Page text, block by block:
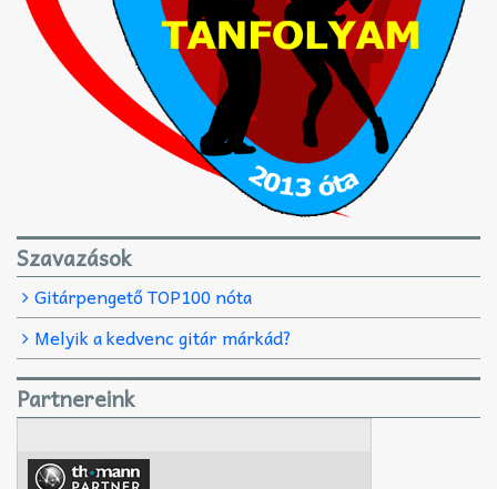
Szavazások
Gitárpengető TOP100 nóta
Melyik a kedvenc gitár márkád?
Partnereink